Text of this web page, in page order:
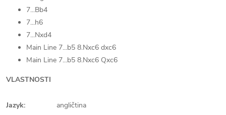
7...Bb4
7...h6
7...Nxd4
Main Line 7...b5 8.Nxc6 dxc6
Main Line 7...b5 8.Nxc6 Qxc6
VLASTNOSTI
Jazyk:
angličtina